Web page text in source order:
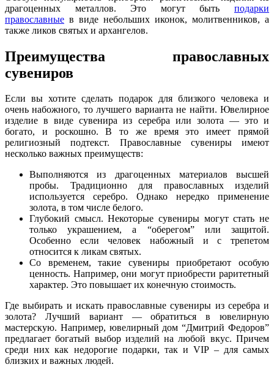
драгоценных металлов. Это могут быть подарки
православные в виде небольших иконок, молитвенников, а
также ликов святых и архангелов.
Преимущества православных
сувениров
Если вы хотите сделать подарок для близкого человека и
очень набожного, то лучшего варианта не найти. Ювелирное
изделие в виде сувенира из серебра или золота — это и
богато, и роскошно. В то же время это имеет прямой
религиозный подтекст. Православные сувениры имеют
несколько важных преимуществ:
Выполняются из драгоценных материалов высшей
пробы. Традиционно для православных изделий
используется серебро. Однако нередко применение
золота, в том числе белого.
Глубокий смысл. Некоторые сувениры могут стать не
только украшением, а “оберегом” или защитой.
Особенно если человек набожный и с трепетом
относится к ликам святых.
Со временем, такие сувениры приобретают особую
ценность. Например, они могут приобрести раритетный
характер. Это повышает их конечную стоимость.
Где выбирать и искать православные сувениры из серебра и
золота? Лучший вариант — обратиться в ювелирную
мастерскую. Например, ювелирный дом “Дмитрий Федоров”
предлагает богатый выбор изделий на любой вкус. Причем
среди них как недорогие подарки, так и VIP – для самых
близких и важных людей.